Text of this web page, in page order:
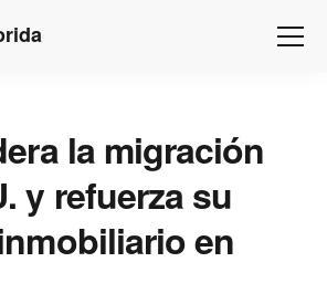
la migración
y refuerza su
en